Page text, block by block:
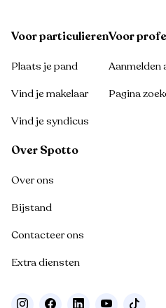
Voor particulieren
Plaats je pand
Vind je makelaar
Vind je syndicus
Voor
Aanmelden
Pagina
Over Spotto
Over ons
Bijstand
Contacteer ons
Extra diensten